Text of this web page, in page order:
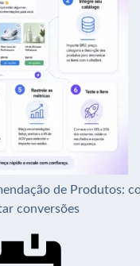
de Produtos:
conversões